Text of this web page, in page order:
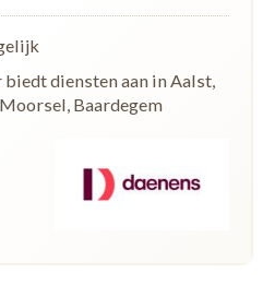
diensten aan in Aalst,
Baardegem